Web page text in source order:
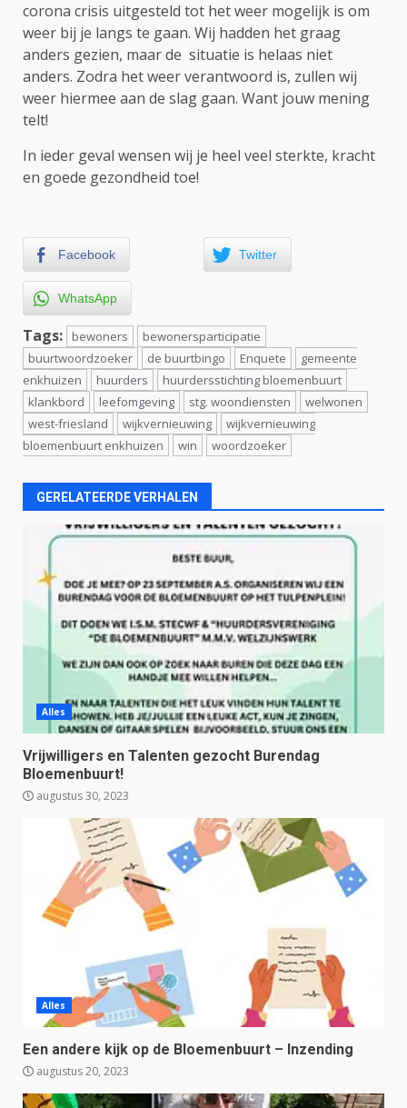
corona crisis uitgesteld tot het weer mogelijk is om
weer bij je langs te gaan. Wij hadden het graag
anders gezien, maar de situatie is helaas niet
anders. Zodra het weer verantwoord is, zullen wij
weer hiermee aan de slag gaan. Want jouw mening
telt!
In ieder geval wensen wij je heel veel sterkte, kracht
en goede gezondheid toe!
Facebook Twitter
WhatsApp
Tags: bewoners
bewonersparticipatie
buurtwoordzoeker
de buurtbingo Enquete
gemeente
enkhuizen
huurders
huurdersstichting bloemenbuurt
klankbord
leefomgeving stg. woondiensten
welwonen
west-friesland
wijkvernieuwing
wijkvernieuwing
bloemenbuurt enkhuizen
win woordzoeker
GERELATEERDE VERHALEN
Alles
Vrijwilligers en Talenten gezocht Burendag
Bloemenbuurt!
augustus 30, 2023
Alles
Een andere kijk op de Bloemenbuurt – Inzending
augustus 20, 2023